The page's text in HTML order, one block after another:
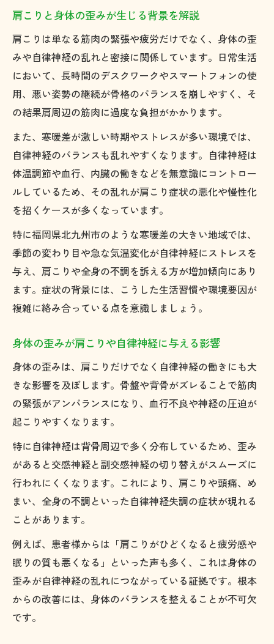
肩こりと身体の歪みが生じる背景を解説
肩こりは単なる筋肉の緊張や疲労だけでなく、身体の歪
みや自律神経の乱れと密接に関係しています。日常生活
において、長時間のデスクワークやスマートフォンの使
用、悪い姿勢の継続が骨格のバランスを崩しやすく、そ
の結果肩周辺の筋肉に過度な負担がかかります。
また、寒暖差が激しい時期やストレスが多い環境では、
自律神経のバランスも乱れやすくなります。自律神経は
体温調節や血行、内臓の働きなどを無意識にコントロー
ルしているため、その乱れが肩こり症状の悪化や慢性化
を招くケースが多くなっています。
特に福岡県北九州市のような寒暖差の大きい地域では、
季節の変わり目や急な気温変化が自律神経にストレスを
与え、肩こりや全身の不調を訴える方が増加傾向にあり
ます。症状の背景には、こうした生活習慣や環境要因が
複雑に絡み合っている点を意識しましょう。
身体の歪みが肩こりや自律神経に与える影響
身体の歪みは、肩こりだけでなく自律神経の働きにも大
きな影響を及ぼします。骨盤や背骨がズレることで筋肉
の緊張がアンバランスになり、血行不良や神経の圧迫が
起こりやすくなります。
特に自律神経は背骨周辺で多く分布しているため、歪み
があると交感神経と副交感神経の切り替えがスムーズに
行われにくくなります。これにより、肩こりや頭痛、め
まい、全身の不調といった自律神経失調の症状が現れる
ことがあります。
例えば、患者様からは「肩こりがひどくなると疲労感や
眠りの質も悪くなる」といった声も多く、これは身体の
歪みが自律神経の乱れにつながっている証拠です。根本
からの改善には、身体のバランスを整えることが不可欠
です。